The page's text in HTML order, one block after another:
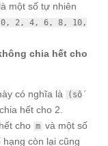
một số tự nhiên
0, 2, 4, 6, 8, 10,
chia hết cho
có nghĩa là
(số
hết cho 2.
cho m và một số
hạng còn lại cũng